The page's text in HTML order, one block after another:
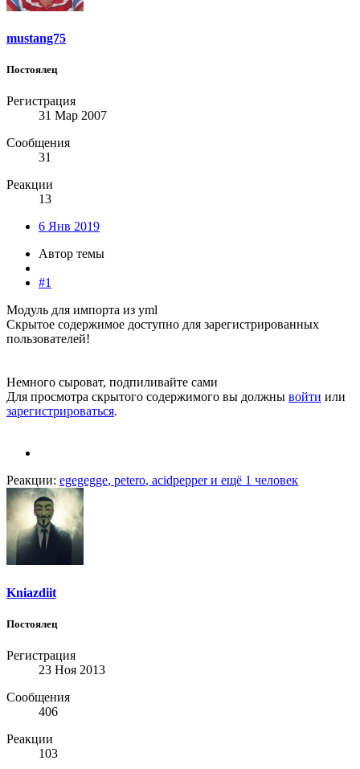
mustang75
Постоялец
Регистрация
31 Мар 2007
Сообщения
31
Реакции
13
6 Янв 2019
Автор темы
#1
Модуль для импорта из yml
Скрытое содержимое доступно для зарегистрированных
пользователей!
Немного сыроват, подпиливайте сами
Для просмотра скрытого содержимого вы должны войти или
зарегистрироваться.
Реакции: egegegge, petero, acidpepperи ещё 1 человек
Kniazdiit
Постоялец
Регистрация
23 Ноя 2013
Сообщения
406
Реакции
103